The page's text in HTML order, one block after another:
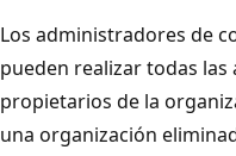
Los administradores de
pueden realizar todas las
propietarios de la
una organización